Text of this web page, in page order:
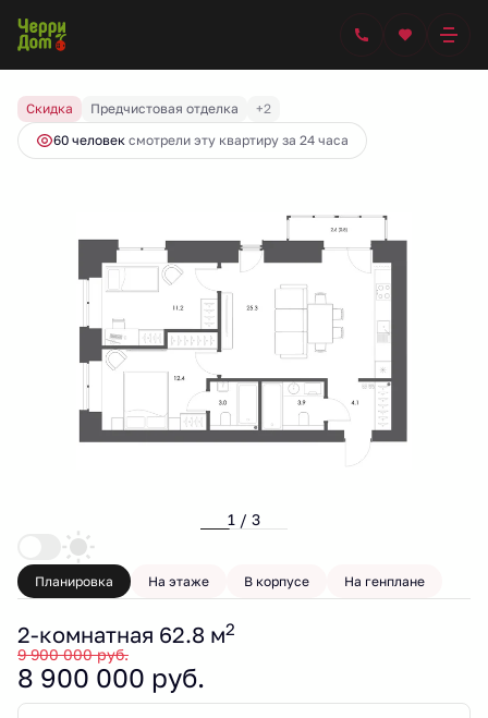
2-комнатная
9 900 000 руб.
8 900 000 руб.
Ипотека
Скидка Предчистовая отделка
+2
60 человек смотрели эту квартиру за 24 часа
1 / 3
Планировка На этаже В корпусе На генплане
2-комнатная 62.8 м2
9 900 000 руб.
8 900 000 руб.